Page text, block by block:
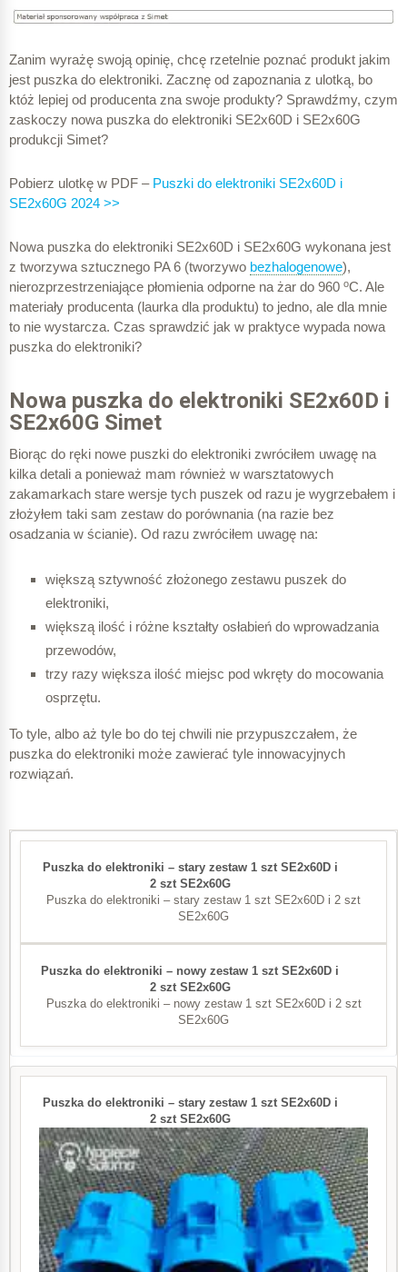
Zanim wyrażę swoją opinię, chcę rzetelnie poznać produkt jakim
jest puszka do elektroniki. Zacznę od zapoznania z ulotką, bo
któż lepiej od producenta zna swoje produkty? Sprawdźmy, czym
zaskoczy nowa puszka do elektroniki SE2x60D i SE2x60G
produkcji Simet?
Pobierz ulotkę w PDF – Puszki do elektroniki SE2x60D i
SE2x60G 2024 >>
Nowa puszka do elektroniki SE2x60D i SE2x60G wykonana jest
z tworzywa sztucznego PA 6 (tworzywo bezhalogenowe),
nierozprzestrzeniające płomienia odporne na żar do 960 oC. Ale
materiały producenta (laurka dla produktu) to jedno, ale dla mnie
to nie wystarcza. Czas sprawdzić jak w praktyce wypada nowa
puszka do elektroniki?
Nowa puszka do elektroniki SE2x60D i
SE2x60G Simet
Biorąc do ręki nowe puszki do elektroniki zwróciłem uwagę na
kilka detali a ponieważ mam również w warsztatowych
zakamarkach stare wersje tych puszek od razu je wygrzebałem i
złożyłem taki sam zestaw do porównania (na razie bez
osadzania w ścianie). Od razu zwróciłem uwagę na:
większą sztywność złożonego zestawu puszek do
elektroniki,
większą ilość i różne kształty osłabień do wprowadzania
przewodów,
trzy razy większa ilość miejsc pod wkręty do mocowania
osprzętu.
To tyle, albo aż tyle bo do tej chwili nie przypuszczałem, że
puszka do elektroniki może zawierać tyle innowacyjnych
rozwiązań.
Puszka do elektroniki – stary zestaw 1 szt SE2x60D i 2 szt
SE2x60G
Puszka do elektroniki – nowy zestaw 1 szt SE2x60D i 2 szt
SE2x60G